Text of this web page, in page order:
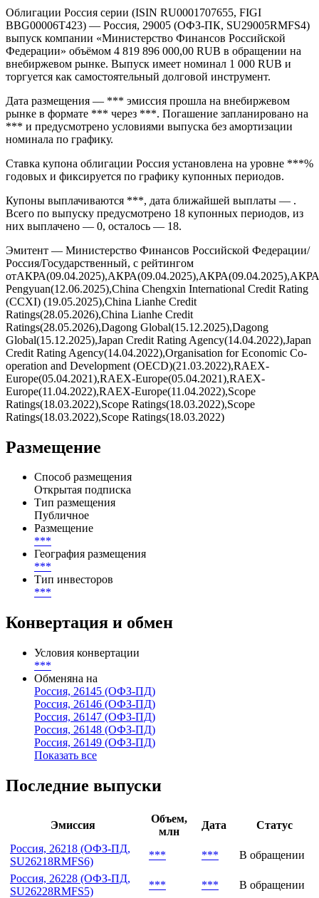
Облигации Россия серии (ISIN RU0001707655, FIGI
BBG00006T423) — Россия, 29005 (ОФЗ-ПК, SU29005RMFS4)
выпуск компании «Министерство Финансов Российской
Федерации» объёмом 4 819 896 000,00 RUB в обращении на
внебиржевом рынке. Выпуск имеет номинал 1 000 RUB и
торгуется как самостоятельный долговой инструмент.
Дата размещения — *** эмиссия прошла на внебиржевом
рынке в формате *** через ***. Погашение запланировано на
*** и предусмотрено условиями выпуска без амортизации
номинала по графику.
Ставка купона облигации Россия установлена на уровне ***%
годовых и фиксируется по графику купонных периодов.
Купоны выплачиваются ***, дата ближайшей выплаты — .
Всего по выпуску предусмотрено 18 купонных периодов, из
них выплачено — 0, осталось — 18.
Эмитент — Министерство Финансов Российской Федерации/
Россия/Государственный, с рейтингом
Pengyuan(12.06.2025),China Chengxin International Credit Rating
(CCXI) (19.05.2025),China Lianhe Credit
Ratings(28.05.2026),China Lianhe Credit
Ratings(28.05.2026),Dagong Global(15.12.2025),Dagong
Global(15.12.2025),Japan Credit Rating Agency(14.04.2022),Japan
Credit Rating Agency(14.04.2022),Organisation for Economic Co-
operation and Development (OECD)(21.03.2022),RAEX-
Europe(05.04.2021),RAEX-Europe(05.04.2021),RAEX-
Europe(11.04.2022),RAEX-Europe(11.04.2022),Scope
Ratings(18.03.2022),Scope Ratings(18.03.2022),Scope
Ratings(18.03.2022),Scope Ratings(18.03.2022)
Размещение
Способ размещения
Открытая подписка
Тип размещения
Публичное
Размещение
***
География размещения
***
Тип инвесторов
***
Конвертация и обмен
Условия конвертации
***
Обменяна на
Россия, 26145 (ОФЗ-ПД)
Россия, 26146 (ОФЗ-ПД)
Россия, 26147 (ОФЗ-ПД)
Россия, 26148 (ОФЗ-ПД)
Россия, 26149 (ОФЗ-ПД)
Показать все
Последние выпуски
Эмиссия
Объем,
млн
Дата
Статус
Россия, 26218 (ОФЗ-ПД,
SU26218RMFS6)
*** ***
В обращении
Россия, 26228 (ОФЗ-ПД,
SU26228RMFS5)
*** ***
В обращении